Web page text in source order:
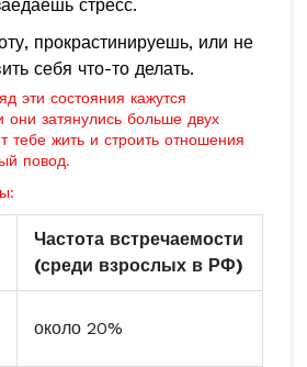
стресс.
прокрастинируешь, или не
себя что-то делать.
эти состояния кажутся
затянулись больше двух
жить и строить отношения
повод.
Частота встречаемости
(среди взрослых в РФ)
около 20%